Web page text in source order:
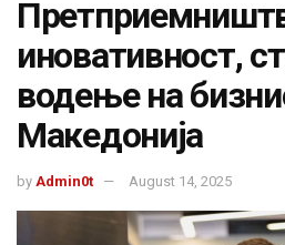
иновативност,
водење на
Македонија
by Admin0t August 14, 2025